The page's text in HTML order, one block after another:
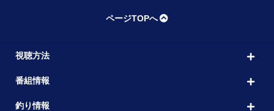
ページTOPへ
視聴方法
番組情報
釣り情報